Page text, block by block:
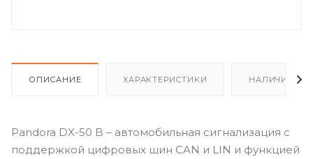
ОПИСАНИЕ ХАРАКТЕРИСТИКИ НАЛИЧИЕ
Pandora DX-50 B – автомобильная сигнализация с
поддержкой цифровых шин CAN и LIN и функцией